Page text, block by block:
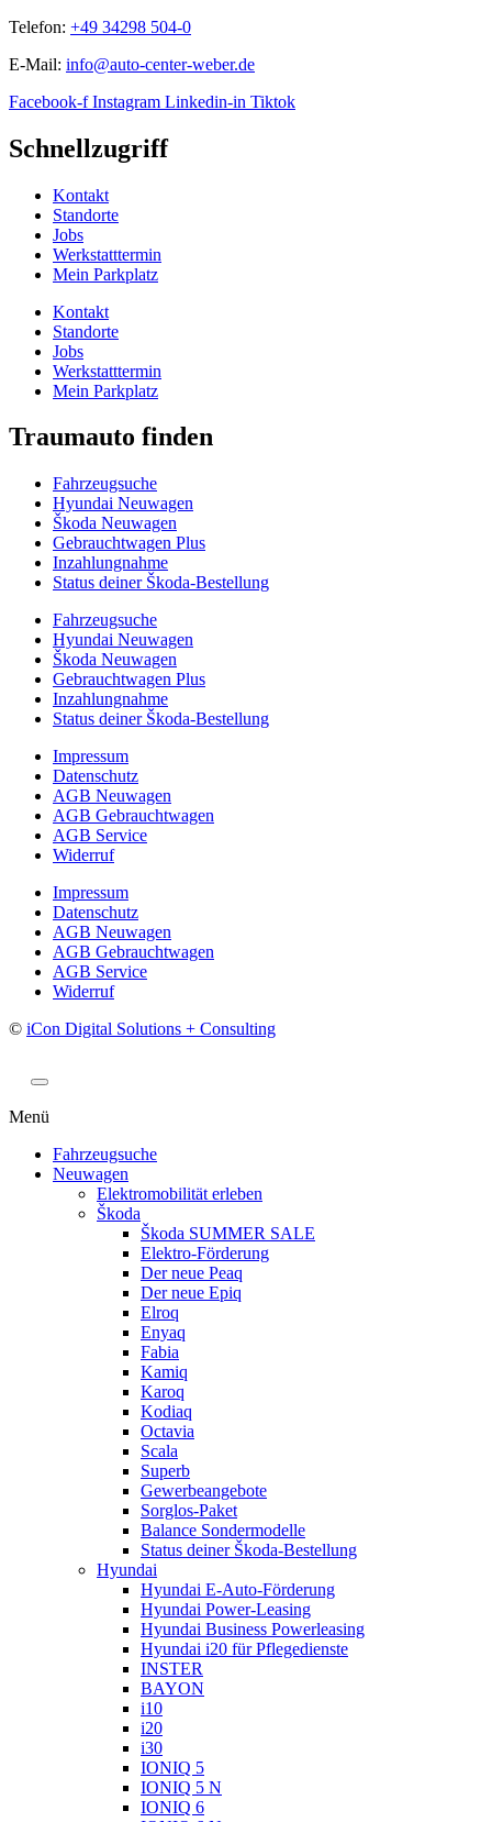
Telefon: +49 34298 504-0
E-Mail: info@auto-center-weber.de
Facebook-f Instagram Linkedin-in Tiktok
Schnellzugriff
Kontakt
Standorte
Jobs
Werkstatttermin
Mein Parkplatz
Kontakt
Standorte
Jobs
Werkstatttermin
Mein Parkplatz
Traumauto finden
Fahrzeugsuche
Hyundai Neuwagen
Škoda Neuwagen
Gebrauchtwagen Plus
Inzahlungnahme
Status deiner Škoda-Bestellung
Fahrzeugsuche
Hyundai Neuwagen
Škoda Neuwagen
Gebrauchtwagen Plus
Inzahlungnahme
Status deiner Škoda-Bestellung
Impressum
Datenschutz
AGB Neuwagen
AGB Gebrauchtwagen
AGB Service
Widerruf
Impressum
Datenschutz
AGB Neuwagen
AGB Gebrauchtwagen
AGB Service
Widerruf
© iCon Digital Solutions + Consulting
Menü
Fahrzeugsuche
Neuwagen
Elektromobilität erleben
Škoda
Škoda SUMMER SALE
Elektro-Förderung
Der neue Peaq
Der neue Epiq
Elroq
Enyaq
Fabia
Kamiq
Karoq
Kodiaq
Octavia
Scala
Superb
Gewerbeangebote
Sorglos-Paket
Balance Sondermodelle
Status deiner Škoda-Bestellung
Hyundai
Hyundai E-Auto-Förderung
Hyundai Power-Leasing
Hyundai Business Powerleasing
Hyundai i20 für Pflegedienste
INSTER
BAYON
i10
i20
i30
IONIQ 5
IONIQ 5 N
IONIQ 6